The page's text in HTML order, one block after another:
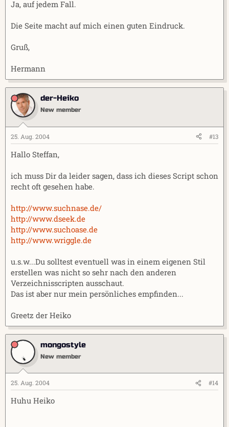
Ja, auf jedem Fall.
Die Seite macht auf mich einen guten Eindruck.
Gruß,
Hermann
der-Heiko
New member
25. Aug. 2004 #13
Hallo Steffan,
ich muss Dir da leider sagen, dass ich dieses Script schon
recht oft gesehen habe.
http://www.suchnase.de/
http://www.dseek.de
http://www.suchoase.de
http://www.wriggle.de
u.s.w...Du solltest eventuell was in einem eigenen Stil
erstellen was nicht so sehr nach den anderen
Verzeichnisscripten ausschaut.
Das ist aber nur mein persönliches empfinden...
Greetz der Heiko
mongostyle
New member
25. Aug. 2004 #14
Huhu Heiko